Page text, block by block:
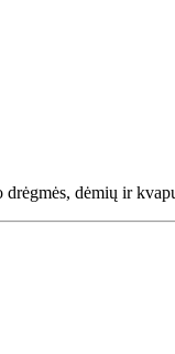
drėgmės, dėmių ir